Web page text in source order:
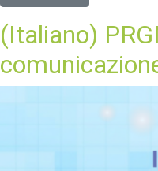
(Italiano)